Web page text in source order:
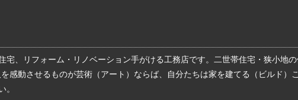
、リフォーム・リノベーション手がける工務店です。二世帯住宅・狭小地
感動させるものが芸術（アート）ならば、自分たちは家を建てる（ビルド）
。